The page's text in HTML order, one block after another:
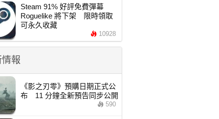
Steam 91% 好評免費彈幕
Roguelike 將下架 限時領取
可永久收藏
10928
報
《影之刃零》預購日期正式公
布 11 分鐘全新預告同步公開
590